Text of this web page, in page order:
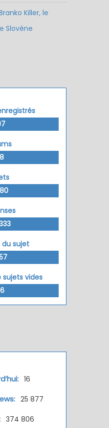
Killer, le
Slovène
sujet
vides
16
25 877
374 806